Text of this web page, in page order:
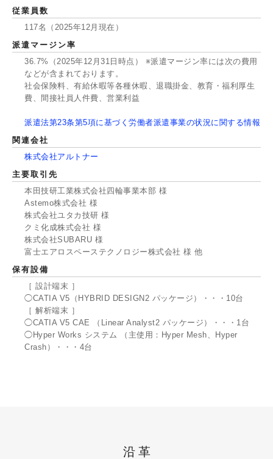
従業員数
117名（2025年12月現在）
派遣マージン率
36.7%（2025年12月31日時点） ※派遣マージン率には次の費用
などが含まれております。
社会保険料、有給休暇等各種休暇、退職掛金、教育・福利厚生
費、間接社員人件費、営業利益
派遣法第23条第5項に基づく労働者派遣事業の状況に関する情報
関連会社
株式会社アルトナー
主要取引先
本田技研工業株式会社四輪事業本部 様
Astemo株式会社 様
株式会社ユタカ技研 様
クミ化成株式会社 様
株式会社SUBARU 様
富士エアロスペーステクノロジー株式会社 様 他
保有設備
［ 設計端末 ］
◯CATIA V5（HYBRID DESIGN2 パッケージ）・・・10台
［ 解析端末 ］
◯CATIA V5 CAE （Linear Analyst2 パッケージ）・・・1台
◯Hyper Works システム （主使用：Hyper Mesh、Hyper
Crash）・・・4台
沿革